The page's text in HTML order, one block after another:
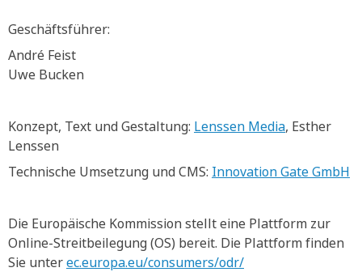
Geschäftsführer:
André Feist
Uwe Bucken
Konzept, Text und Gestaltung: Lenssen Media, Esther
Lenssen
Technische Umsetzung und CMS: Innovation Gate GmbH
Die Europäische Kommission stellt eine Plattform zur
Online-Streitbeilegung (OS) bereit. Die Plattform finden
Sie unterec.europa.eu/consumers/odr/